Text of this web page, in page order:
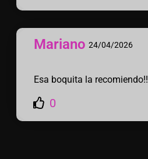
Mariano 24/04/2026
Esa boquita la recomiendo!!
0